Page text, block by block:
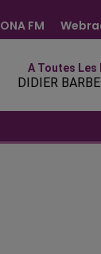
FM
A Toutes Les
DIDIER